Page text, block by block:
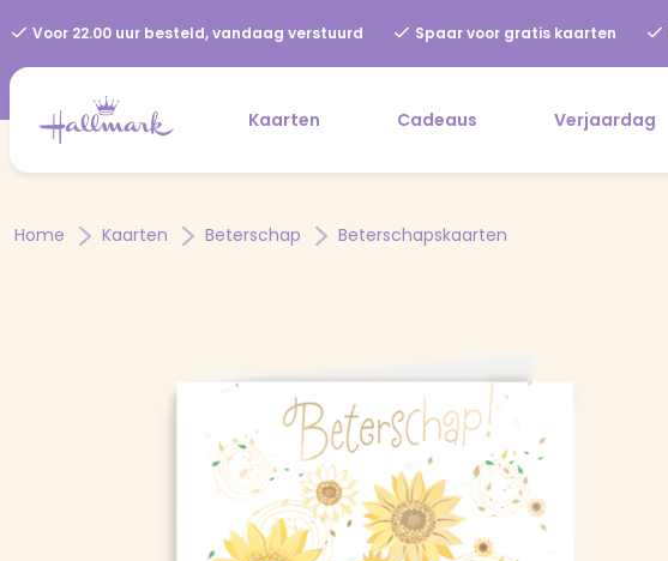
Voor 22.00 uur besteld, vandaag verstuurd Spaar voor gratis kaarten
Kaarten Cadeaus Verjaardag
Home Kaarten Beterschap Beterschapskaarten